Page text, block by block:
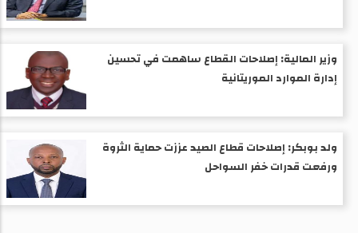
وزير المالية: إصلاحات القطاع ساهمت في تحسين
إدارة الموارد الموريتانية
ولد بوبكر: إصلاحات قطاع الصيد عززت حماية الثروة
ورفعت قدرات خفر السواحل